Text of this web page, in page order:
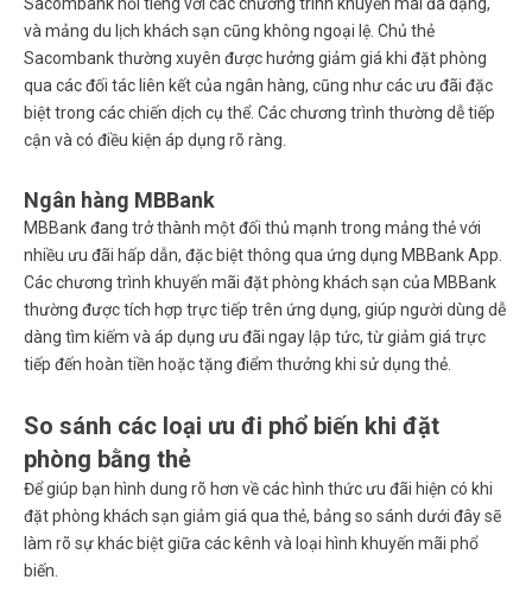
và mảng du lịch khách sạn cũng không ngoại lệ. Chủ thẻ
Sacombank thường xuyên được hưởng giảm giá khi đặt phòng
qua các đối tác liên kết của ngân hàng, cũng như các ưu đãi đặc
biệt trong các chiến dịch cụ thể. Các chương trình thường dễ tiếp
cận và có điều kiện áp dụng rõ ràng.
Ngân hàng MBBank
MBBank đang trở thành một đối thủ mạnh trong mảng thẻ với
nhiều ưu đãi hấp dẫn, đặc biệt thông qua ứng dụng MBBank App.
Các chương trình khuyến mãi đặt phòng khách sạn của MBBank
thường được tích hợp trực tiếp trên ứng dụng, giúp người dùng dễ
dàng tìm kiếm và áp dụng ưu đãi ngay lập tức, từ giảm giá trực
tiếp đến hoàn tiền hoặc tặng điểm thưởng khi sử dụng thẻ.
So sánh các loại ưu đi phổ biến khi đặt
phòng bằng thẻ
Để giúp bạn hình dung rõ hơn về các hình thức ưu đãi hiện có khi
đặt phòng khách sạn giảm giá qua thẻ, bảng so sánh dưới đây sẽ
làm rõ sự khác biệt giữa các kênh và loại hình khuyến mãi phổ
biến.